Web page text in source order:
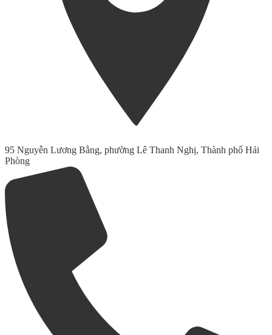
95 Nguyễn Lương Bằng, phường Lê Thanh Nghị, Thành phố Hải
Phòng